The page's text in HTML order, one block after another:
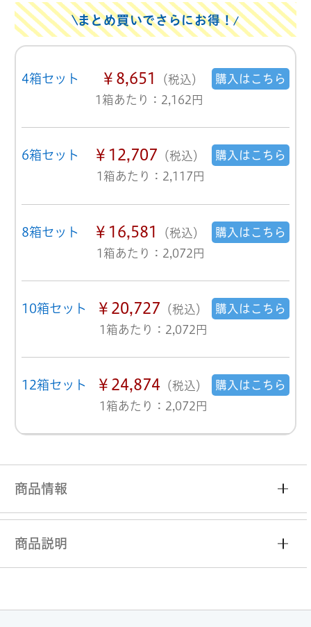
まとめ買いでさらにお得！
4箱セット ￥8,651
（税込）
1箱あたり：2,162円
購入はこちら
6箱セット ￥12,707 （税込）
1箱あたり：2,117円
購入はこちら
8箱セット ￥16,581
（税込）
1箱あたり：2,072円
購入はこちら
10箱セット ￥20,727 （税込）
1箱あたり：2,072円
購入はこちら
12箱セット ￥24,874（税込）
1箱あたり：2,072円
購入はこちら
商品情報
商品説明